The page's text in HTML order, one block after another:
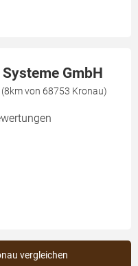
GmbH
von 68753 Kronau)
vergleichen